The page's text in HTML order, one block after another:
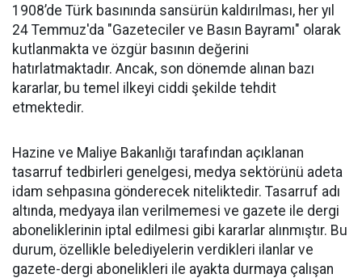
1908’de Türk basınında sansürün kaldırılması, her yıl
24 Temmuz'da "Gazeteciler ve Basın Bayramı" olarak
kutlanmakta ve özgür basının değerini
hatırlatmaktadır. Ancak, son dönemde alınan bazı
kararlar, bu temel ilkeyi ciddi şekilde tehdit
etmektedir.
Hazine ve Maliye Bakanlığı tarafından açıklanan
tasarruf tedbirleri genelgesi, medya sektörünü adeta
idam sehpasına gönderecek niteliktedir. Tasarruf adı
altında, medyaya ilan verilmemesi ve gazete ile dergi
aboneliklerinin iptal edilmesi gibi kararlar alınmıştır. Bu
durum, özellikle belediyelerin verdikleri ilanlar ve
gazete-dergi abonelikleri ile ayakta durmaya çalışan